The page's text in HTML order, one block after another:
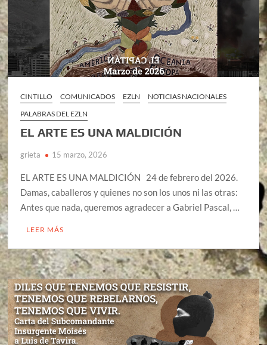
CINTILLO COMUNICADOS EZLN
NOTICIAS NACIONALES
PALABRAS DEL EZLN
EL ARTE ES UNA MALDICIÓN
grieta 15 marzo, 2026
EL ARTE ES UNA MALDICIÓN 24 de febrero del 2026.
Damas, caballeros y quienes no son los unos ni las otras:
Antes que nada, queremos agradecer a Gabriel Pascal, …
LEER MÁS